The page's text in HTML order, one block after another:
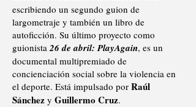
escribiendo un segundo guion de
largometraje y también un libro de
autoficción. Su último proyecto como
guionista26 de abril: PlayAgain, es un
documental multipremiado de
concienciación social sobre la violencia en
el deporte. Está impulsado por Raúl
Sánchez y Guillermo Cruz.